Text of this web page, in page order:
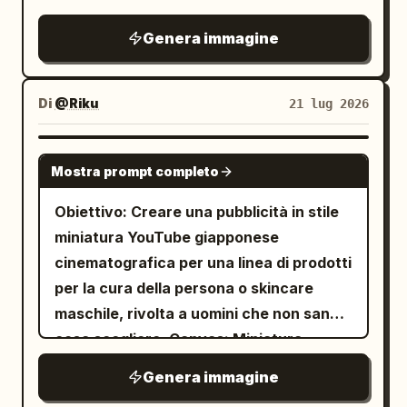
“G. P. T.” e un piccolo schizzo di corona
dorata vicino al ritratto. Collage sul lato
destro: Usa esattamente 7 elementi
probatori principali: 1) una grande pagina
di manoscritto invecchiata e strappata
censura nere, segni di correzione rossi e
un timbro rosso con la scritta
“CORRECCIONES”; 2) testo scritto a
mano in rosso-marrone su quella pagina
che recita “Editado por un aficionado”;
3) una lente d'ingrandimento sopra la
pagina che mostra il testo scritto a mano
una X sotto di essa; 4) una striscia di
"Flova" che domina il centro. In alto,
aggiungere un grande titolo in
giapponese: “AIと一緒に、世界を創る時代
へ。” con la parte “AI” extra-large e
bianca, e un sottotitolo più piccolo sotto:
“企画から映像完成まで、すべてAI Agentが
サポート!”. In alto a destra, aggiungere
viola luminoso con la scritta “AI Agent” e
sotto “Create the Future with AI”.
Personaggio principale: Nella metà
destra, mostrare un'agente cyberpunk
in stile anime dinamico che vola o si tuffa
futuristica. Ha intensi occhi dorati,
capelli castano chiaro corti mossi dal
indossando una semplice T-shirt nera.
Con la mano sinistra tiene in primo piano,
in basso a sinistra, un grande gettone
circolare blu luminoso, facendolo
apparire sovradimensionato; il gettone
ha un bordo trasparente e vitreo, riflessi
blu neon e un logo geometrico bianco in
rilievo composto da tre blocchi separati
sulla superficie. La mano destra indica il
gettone da destra. Utilizza una
prospettiva selfie grandangolare
estrema, una forte distorsione di
profondità, un'illuminazione nitida ad
alto contrasto e uno sfondo nero scuro
Genera immagine
Di @Riku 21 lug 2026
GPT IMAGE 2
Mostra prompt completo
Obiettivo: Creare una pubblicità in stile
miniatura YouTube giapponese
cinematografica per una linea di prodotti
per la cura della persona o skincare
maschile, rivolta a uomini che non sanno
cosa scegliere. Canvas: Miniatura
scuro, alto contrasto, senza bordi o
Genera immagine